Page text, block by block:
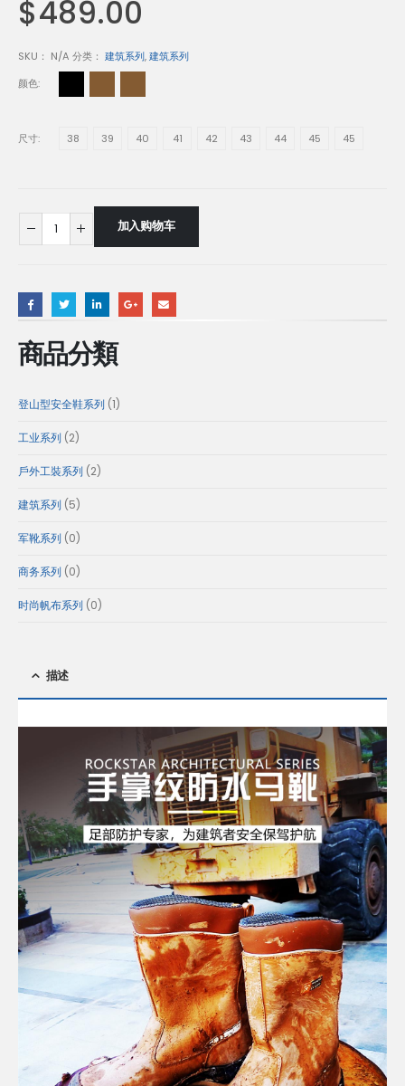
$489.00
SKU： N/A 分类： 建筑系列,建筑系列
颜色
尺寸 38 39 40 41 42 43 44 45 45
加入购物车
商品分類
登山型安全鞋系列 11
工业系列 22
品
戶外工裝系列 22
建筑系列 55
品
军靴系列 00
品
商务系列 00
时尚帆布系列 00
描述